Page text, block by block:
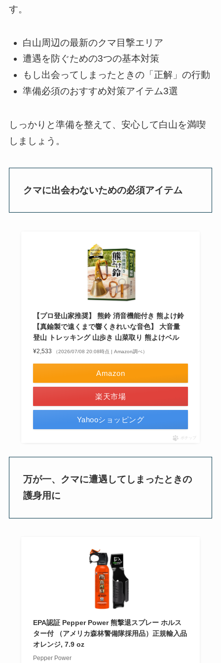
す。
白山周辺の最新のクマ目撃エリア
遭遇を防ぐための3つの基本対策
もし出会ってしまったときの「正解」の行動
準備必須のおすすめ対策アイテム3選
しっかりと準備を整えて、安心して白山を満喫
しましょう。
クマに出会わないための必須アイテム
【プロ登山家推奨】 熊鈴 消音機能付き 熊よけ鈴
【真鍮製で遠くまで響くきれいな音色】 大音量
登山 トレッキング 山歩き 山菜取り 熊よけベル
¥2,533 （2026/07/08 20:08時点 | Amazon調べ）
Amazon
楽天市場
Yahooショッピング
ポチップ
万が一、クマに遭遇してしまったときの
護身用に
EPA認証 Pepper Power 熊撃退スプレー ホルス
ター付 （アメリカ森林警備隊採用品）正規輸入品
オレンジ, 7.9 oz
Pepper Power